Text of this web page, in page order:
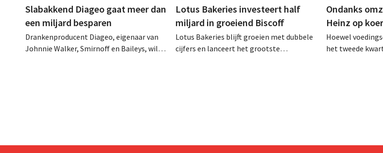
Slabakkend Diageo gaat meer dan
een miljard besparen
Drankenproducent Diageo, eigenaar van
Johnnie Walker, Smirnoff en Baileys, wil
Lotus Bakeries investeert half
miljard in groeiend Biscoff
Lotus Bakeries blijft groeien met dubbele
cijfers en lanceert het grootste
Ondanks
Heinz op
Hoewel
het tweede